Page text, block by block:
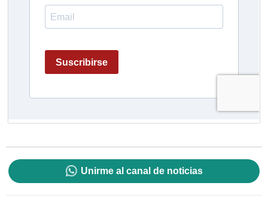
Unirme al canal de noticias